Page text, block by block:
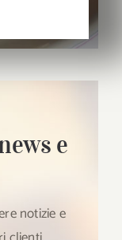
e
notizie e